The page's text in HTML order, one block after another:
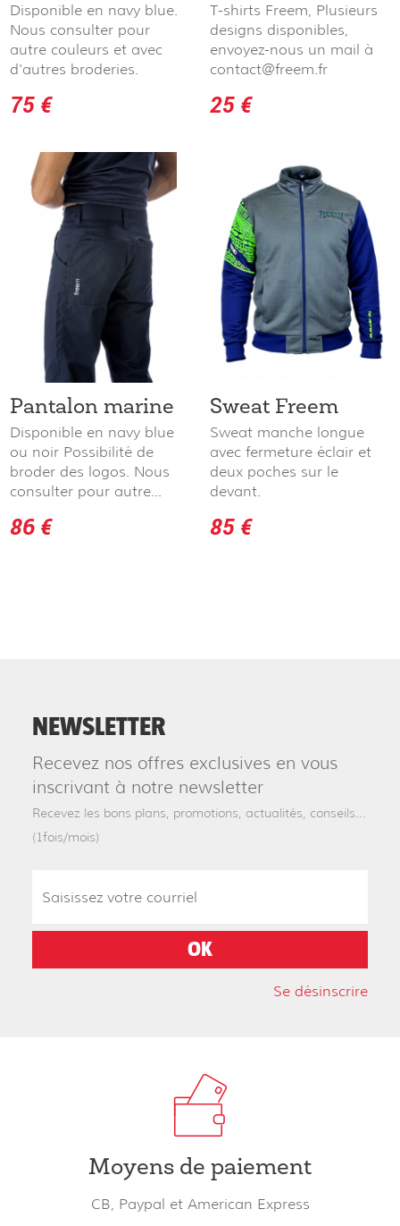
Disponible en navy blue.
Nous consulter pour
autre couleurs et avec
d'autres broderies.
75 €
T-shirts Freem, Plusieurs
designs disponibles,
envoyez-nous un mail à
contact@freem.fr
25 €
Pantalon marine
Disponible en navy blue
ou noir Possibilité de
broder des logos. Nous
consulter pour autre...
86 €
Sweat Freem
Sweat manche longue
avec fermeture éclair et
deux poches sur le
devant.
85 €
NEWSLETTER
Recevez nos offres exclusives en vous
inscrivant à notre newsletter
Recevez les bons plans, promotions, actualités, conseils...
(1fois/mois)
Se désinscrire
Moyens de paiement
CB, Paypal et American Express